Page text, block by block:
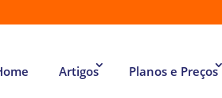
Artigos Planos e Preços